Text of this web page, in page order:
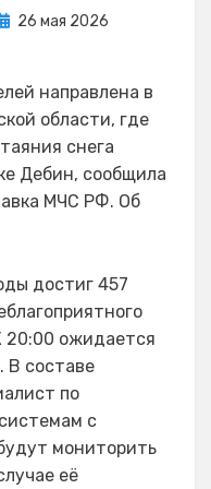
26 мая 2026
направлена в
области, где
снега
Дебин, сообщила
МЧС РФ. Об
достиг 457
20:00 ожидается
В составе
по
с
мониторить
её